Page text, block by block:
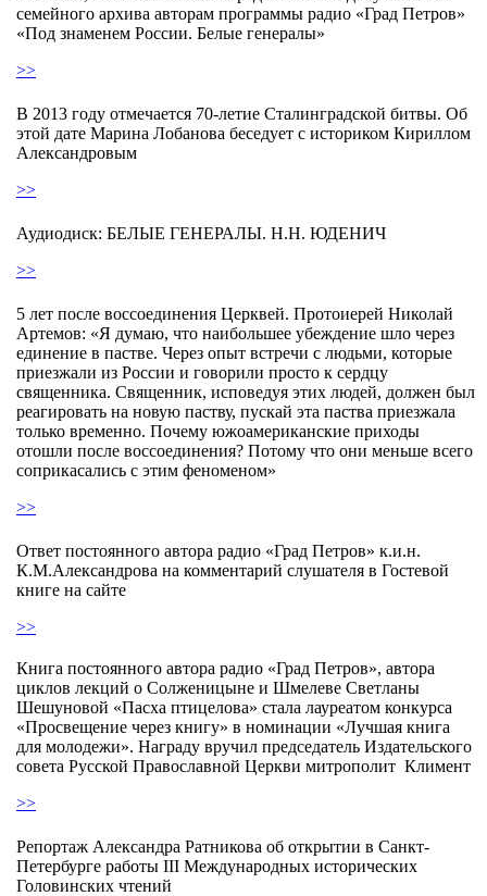
семейного архива авторам программы радио «Град Петров»
«Под знаменем России. Белые генералы»
>>
В 2013 году отмечается 70-летие Сталинградской битвы. Об
этой дате Марина Лобанова беседует с историком Кириллом
Александровым
>>
Аудиодиск: БЕЛЫЕ ГЕНЕРАЛЫ. Н.Н. ЮДЕНИЧ
>>
5 лет после воссоединения Церквей. Протоиерей Николай
Артемов: «Я думаю, что наибольшее убеждение шло через
единение в пастве. Через опыт встречи с людьми, которые
приезжали из России и говорили просто к сердцу
священника. Священник, исповедуя этих людей, должен был
реагировать на новую паству, пускай эта паства приезжала
только временно. Почему южоамериканские приходы
отошли после воссоединения? Потому что они меньше всего
соприкасались с этим феноменом»
>>
Ответ постоянного автора радио «Град Петров» к.и.н.
К.М.Александрова на комментарий слушателя в Гостевой
книге на сайте
>>
Книга постоянного автора радио «Град Петров», автора
циклов лекций о Солженицыне и Шмелеве Светланы
Шешуновой «Пасха птицелова» стала лауреатом конкурса
«Просвещение через книгу» в номинации «Лучшая книга
для молодежи». Награду вручил председатель Издательского
совета Русской Православной Церкви митрополит Климент
>>
Репортаж Александра Ратникова об открытии в Санкт-
Петербурге работы III Международных исторических
Головинских чтений